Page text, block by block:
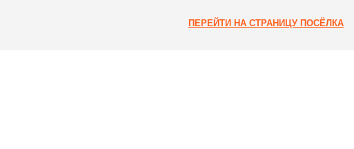
ПЕРЕЙТИ НА СТРАНИЦУ ПОСЁЛКА